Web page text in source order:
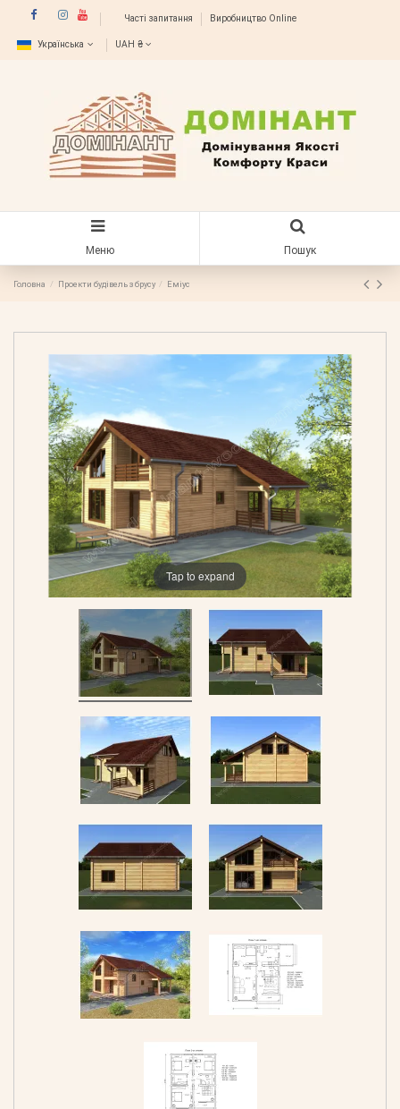
Часті запитання Виробництво Online
Українська UAH ₴
Меню Пошук
Головна Проекти будівель з брусу Еміус
Tap to expand